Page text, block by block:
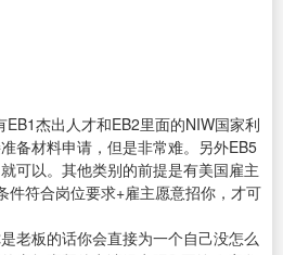
杰出人才和EB2里面的NIW国家利
备材料申请，但是非常难。另外EB5
可以。其他类别的前提是有美国雇主
件符合岗位要求+雇主愿意招你，才可
老板的话你会直接为一个自己没怎么